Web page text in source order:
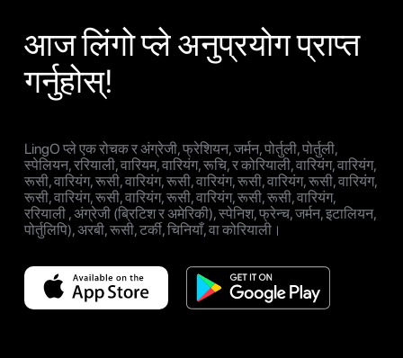
आज लिंगो प्ले अनुप्रयोग प्राप्त
गर्नुहोस्!
LingO प्ले एक रोचक र अंग्रेजी, फ्रेशियन, जर्मन, पोर्तुली, पोर्तुली,
स्पेलियन, ररियाली, वारियम, वारियंग, रूचि, र कोरियाली, वारियंग, वारियंग,
रूसी, वारियंग, रूसी, वारियंग, रूसी, वारियंग, रूसी, वारियंग, रूसी, वारियंग,
रूसी, वारियंग, रूसी, वारियंग, रूसी, वारियंग, रूसी, रूसी, वारियंग,
ररियाली , अंग्रेजी (ब्रिटिश र अमेरिकी), स्पेनिश, फ्रेन्च, जर्मन, इटालियन,
पोर्तुलिपि), अरबी, रूसी, टर्की, चिनियाँ, वा कोरियाली।